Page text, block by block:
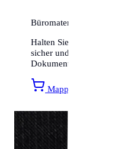
Büromaterial & Ordner für
Halten Sie Ihre
sicher und geordnet.
Dokumentenmappen bei
Mappen bei Amazon